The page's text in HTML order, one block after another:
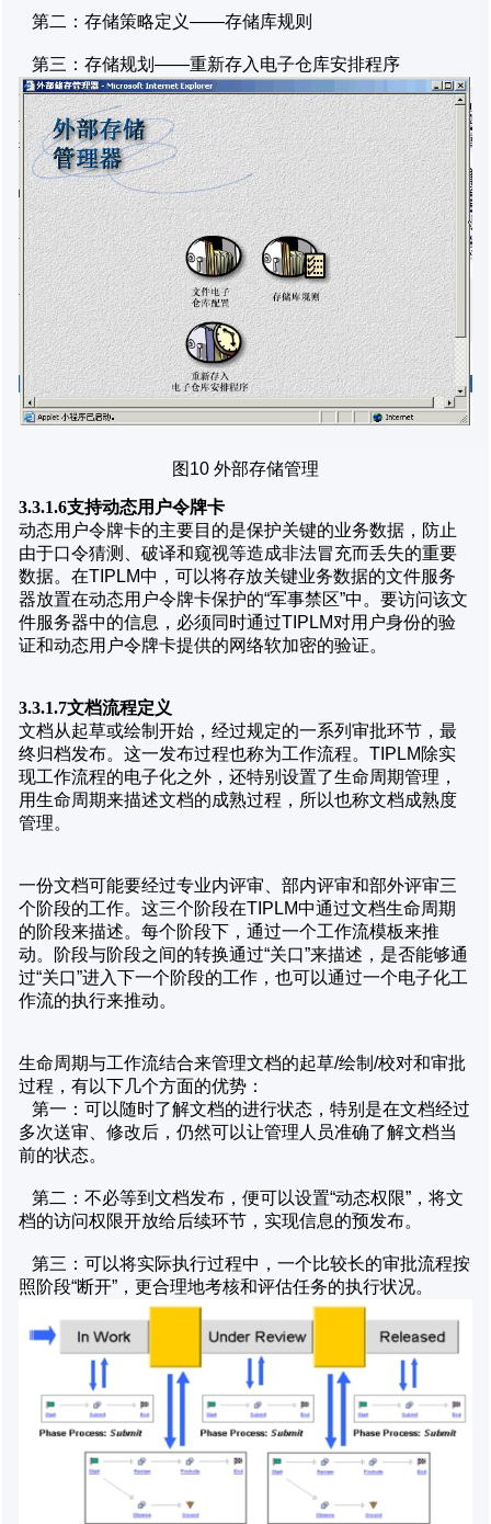
第二：存储策略定义——存储库规则
第三：存储规划——重新存入电子仓库安排程序
图10 外部存储管理
3.3.1.6支持动态用户令牌卡
动态用户令牌卡的主要目的是保护关键的业务数据，防止
由于口令猜测、破译和窥视等造成非法冒充而丢失的重要
数据。在TIPLM中，可以将存放关键业务数据的文件服务
器放置在动态用户令牌卡保护的“军事禁区”中。要访问该文
件服务器中的信息，必须同时通过TIPLM对用户身份的验
证和动态用户令牌卡提供的网络软加密的验证。
3.3.1.7文档流程定义
文档从起草或绘制开始，经过规定的一系列审批环节，最
终归档发布。这一发布过程也称为工作流程。TIPLM除实
现工作流程的电子化之外，还特别设置了生命周期管理，
用生命周期来描述文档的成熟过程，所以也称文档成熟度
管理。
一份文档可能要经过专业内评审、部内评审和部外评审三
个阶段的工作。这三个阶段在TIPLM中通过文档生命周期
的阶段来描述。每个阶段下，通过一个工作流模板来推
动。阶段与阶段之间的转换通过“关口”来描述，是否能够通
过“关口”进入下一个阶段的工作，也可以通过一个电子化工
作流的执行来推动。
生命周期与工作流结合来管理文档的起草/绘制/校对和审批
过程，有以下几个方面的优势：
第一：可以随时了解文档的进行状态，特别是在文档经过
多次送审、修改后，仍然可以让管理人员准确了解文档当
前的状态。
第二：不必等到文档发布，便可以设置“动态权限”，将文
档的访问权限开放给后续环节，实现信息的预发布。
第三：可以将实际执行过程中，一个比较长的审批流程按
照阶段“断开”，更合理地考核和评估任务的执行状况。